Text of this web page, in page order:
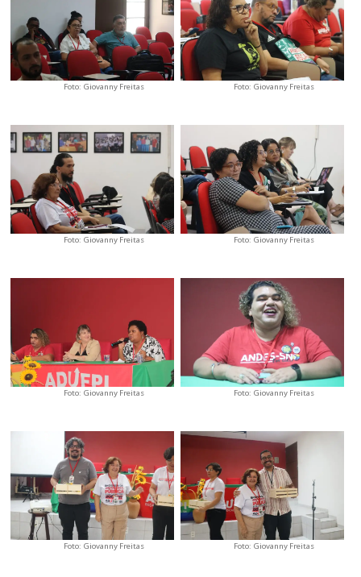
Foto: Giovanny Freitas Foto: Giovanny Freitas
Foto: Giovanny Freitas Foto: Giovanny Freitas
Foto: Giovanny Freitas Foto: Giovanny Freitas
Foto: Giovanny Freitas Foto: Giovanny Freitas